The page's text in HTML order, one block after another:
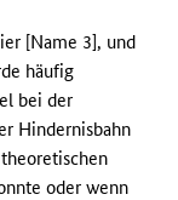
[Name 3], und
häufig
bei der
Hindernisbahn
oder wenn